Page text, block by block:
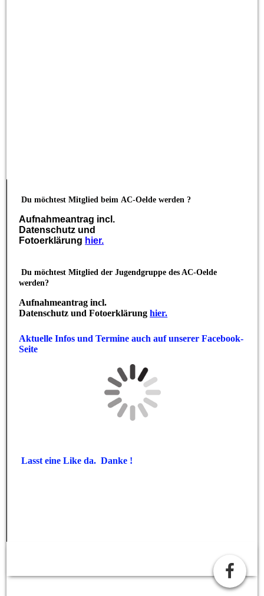
Du möchtest Mitglied beimAC-Oelde werden ?
Aufnahmeantrag incl.
Datenschutz und
Fotoerklärung hier.
Du möchtest Mitglied der Jugendgruppe des AC-Oelde
werden?
Aufnahmeantrag incl.
Datenschutz und Fotoerklärunghier.
Aktuelle Infos und Termine auch auf unserer Facebook-
Seite
Lasst eine Like da. Danke !